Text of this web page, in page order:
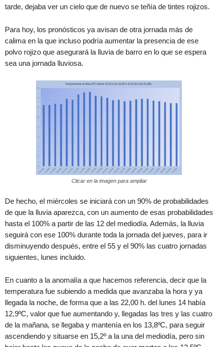
tarde, dejaba ver un cielo que de nuevo se teñía de tintes rojizos.
Para hoy, los pronósticos ya avisan de otra jornada más de
calima en la que incluso podría aumentar la presencia de ese
polvo rojizo que asegurará la lluvia de barro en lo que se espera
sea una jornada lluviosa.
Clicar en la imagen para ampliar
De hecho, el miércoles se iniciará con un 90% de probabilidades
de que la lluvia aparezca, con un aumento de esas probabilidades
hasta el 100% a partir de las 12 del mediodía. Además, la lluvia
seguirá con ese 100% durante toda la jornada del jueves, para ir
disminuyendo después, entre el 55 y el 90% las cuatro jornadas
siguientes, lunes incluido.
En cuanto a la anomalía a que hacemos referencia, decir que la
temperatura fue subiendo a medida que avanzaba la hora y ya
llegada la noche, de forma que a las 22,00 h. del lunes 14 había
12,9ºC, valor que fue aumentando y, llegadas las tres y las cuatro
de la mañana, se llegaba y mantenía en los 13,8ºC, para seguir
ascendiendo y situarse en 15,2º a la una del mediodía, pero sin